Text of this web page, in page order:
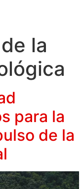
la
para la
de la